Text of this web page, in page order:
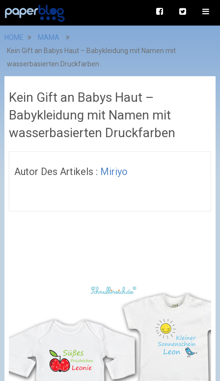
HOME
MAMA
Kein Gift an Babys Haut – Babykleidung mit Namen mit
wasserbasierten Druckfarben
Kein Gift an Babys Haut –
Babykleidung mit Namen mit
wasserbasierten Druckfarben
Autor Des Artikels : Miriyo